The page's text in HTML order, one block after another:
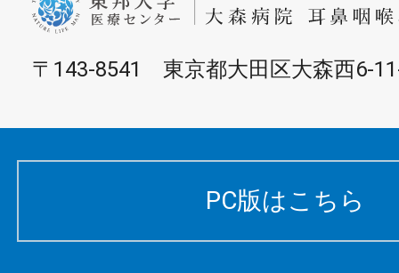
〒143-8541 東京都大田区大森西6-
PC版はこちら